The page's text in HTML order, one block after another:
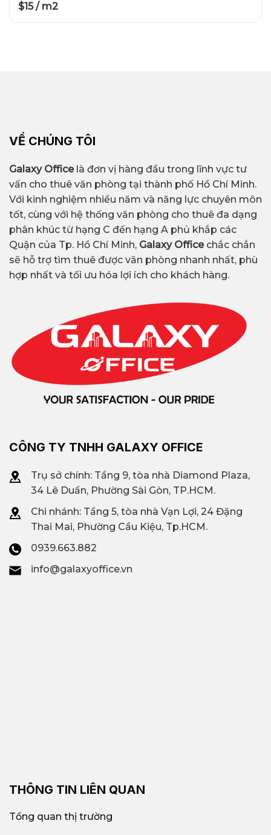
$15 / m2
VỀ CHÚNG TÔI
Galaxy Officelà đơn vị hàng đầu trong lĩnh vực tư
vấn cho thuê văn phòng tại thành phố Hồ Chí Minh.
Với kinh nghiệm nhiều năm và năng lực chuyên môn
tốt, cùng với hệ thống văn phòng cho thuê đa dạng
phân khúc từ hạng C đến hạng A phủ khắp các
Quận của Tp. Hồ Chí Minh, Galaxy Office chắc chắn
sẽ hỗ trợ tìm thuê được văn phòng nhanh nhất, phù
hợp nhất và tối ưu hóa lợi ích cho khách hàng.
CÔNG TY TNHH GALAXY OFFICE
Trụ sở chính: Tầng 9, tòa nhà Diamond Plaza,
34 Lê Duẩn, Phường Sài Gòn, TP.HCM.
Chi nhánh: Tầng 5, tòa nhà Vạn Lợi, 24 Đặng
Thai Mai, Phường Cầu Kiệu, Tp.HCM.
0939.663.882
info@galaxyoffice.vn
THÔNG TIN LIÊN QUAN
Tổng quan thị trường